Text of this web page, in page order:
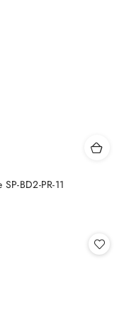
BD2-PR-11